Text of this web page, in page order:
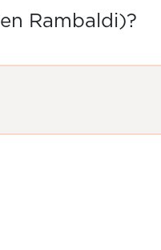
Rambaldi)?